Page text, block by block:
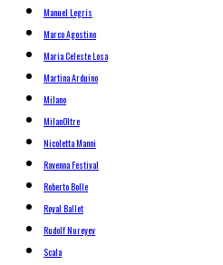
Manuel Legris
Marco Agostino
Maria Celeste Losa
Martina Arduino
Milano
MilanOltre
Nicoletta Manni
Ravenna Festival
Roberto Bolle
Royal Ballet
Rudolf Nureyev
Scala